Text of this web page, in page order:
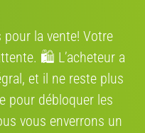
€ 1'150
la vente! Votre
🛍️ L’acheteur a
et il ne reste plus
pour débloquer les
vous enverrons un